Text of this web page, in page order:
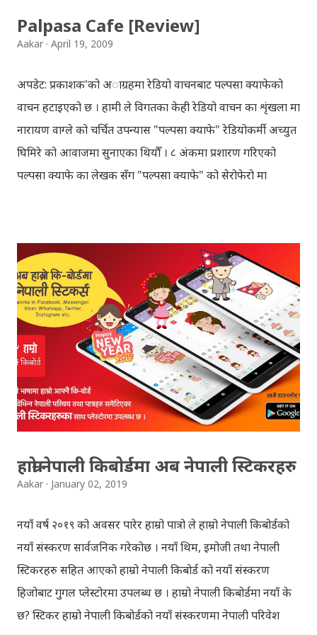
मरेपनि मेरो देश बाँचिराखोस / ma marepan...
Palpasa Cafe [Review]
Aakar April 19, 2009
अपडेट: प्रकाशक'को अाग्रहमा रेडियो वाचनबाट पल्पसा क्याफेको
वाचन हटाइएको छ । हामी ले विगतका केही रेडियो वाचन का शृंखला मा
नारायण वाग्ले को चर्चित उपन्यास "पल्पसा क्याफे" रेडियोकर्मी अच्युत
घिमिरे को आवाजमा सुनाएका थियौँ । ८ अंकमा प्रशारण गरिएको
पल्पसा क्याफे का लेखक सँग "पल्पसा क्याफे" को सेरोफेरो मा
भेटिएको खण्डमा हामी अवश्य पनि राख्ने नै छौँ । हामीले भनिरहनुपर्दैन,
पल्पसा क्याफे एक उत्कृष्ट उपन्यास हो जसलाई ऐतिहासिक दस्तावेज
भन्दा पनि फरक नपर्ला । रेडियोवाचन को शृंखला मा यी सम्पुर्ण अंकहरु
उपलब्ध गराइदिनुहुने अच्युत घिमिरेलाई धेरै धेरै धन्यवाद । पल्पसा
क्याफे त सुनिसकियो, तर यहाँहरु ले पल्पसा क्याफेलाई कसरी
मुल्यांङ्कन गर्नुभयो थाहा छैन । खैर कुरो जेसुकै होस्, आज यहाँ म केही
साथिहरुको ब्लगमा प्रकाशित "पल्पसा क्याफे" बारे गरिएको
टिप्पणीहरु सहित उपस्थित भएको छु । साथिहरुको ब्लगमा प्रकाशित
भइसकेका कुराहरुलाई एकै ठाउँमा समेट्न...
हाम्रो नेपाली किबोर्डमा अब नेपाली स्टिकरहरु
Aakar January 02, 2019
नयाँ वर्ष २०१९ को अवसर पारेर हाम्रो पात्रो ले हाम्रो नेपाली किबोर्डको
नयाँ संस्करण सार्वजनिक गरेकोछ । नयाँ थिम, इमोजी तथा नेपाली
स्टिकरहरु सहित आएको हाम्रो नेपाली किबोर्ड को नयाँ संस्करण
हिजोबाट गुगल प्लेस्टोरमा उपलब्ध छ । हाम्रो नेपाली किबोर्डमा नयाँ के
छ? स्टिकर हाम्रो नेपाली किबोर्डको नयाँ संस्करणमा नेपाली परिवेश